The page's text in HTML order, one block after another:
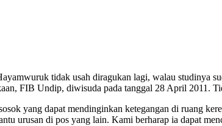
tidak usah diragukan lagi, walau studinya
FIB Undip, diwisuda pada tanggal 28 April 2011.
yang dapat mendinginkan ketegangan di ruang
urusan di pos yang lain. Kami berharap ia dapat